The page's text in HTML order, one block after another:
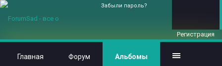
Забыли пароль?
Регистрация
Главная Форум Альбомы